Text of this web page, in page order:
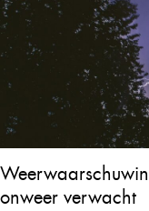
onweer verwacht